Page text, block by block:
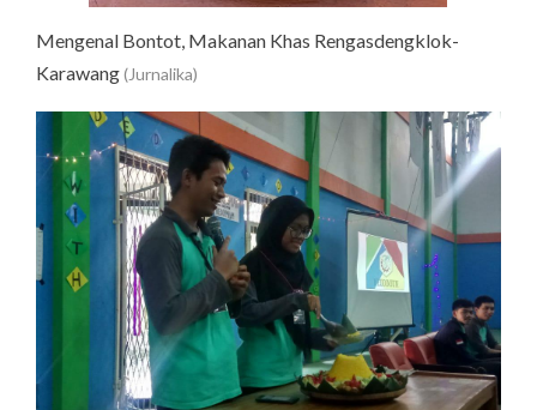
Mengenal Bontot, Makanan Khas Rengasdengklok-
Karawang(Jurnalika)